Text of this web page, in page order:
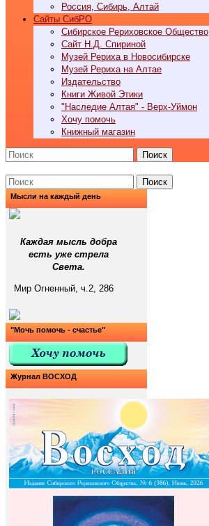
Россия, Сибирь, Алтай
Cайты СибРО
Сибирское Рериховское Общество
Сайт Н.Д. Спириной
Музей Рериха в Новосибирске
Музей Рериха на Алтае
Издательство
Книги Живой Этики
"Наследие Алтая" - Верх-Уймон
Хочу помочь
Книжный магазин
Поиск
Поиск
Мысли на каждый день
Каждая мысль добра
есть уже стрела
Света.
Мир Огненный, ч.2, 286
"Мочь помочь - счастье"
Журнал ВОСХОД